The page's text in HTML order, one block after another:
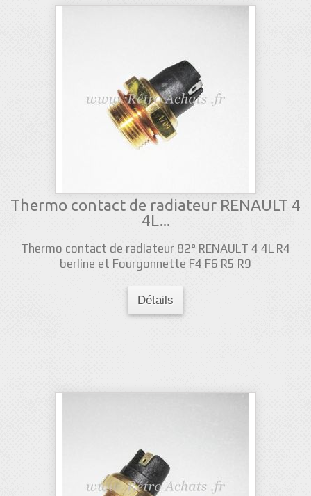
Thermo contact de radiateur RENAULT 4
4L...
Thermo contact de radiateur 82° RENAULT 4 4L R4
berline et Fourgonnette F4 F6 R5 R9
Détails